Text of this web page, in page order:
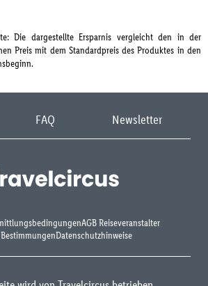
Die dargestellte Ersparnis vergleicht den in der
Preis mit dem Standardpreis des Produktes in den
FAQ Newsletter
AGB Reiseveranstalter
Datenschutzhinweise